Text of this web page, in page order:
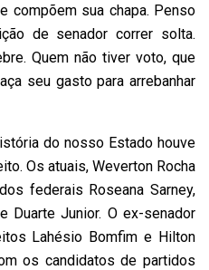
compõem sua chapa. Penso
de senador correr solta.
Quem não tiver voto, que
seu gasto para arrebanhar
do nosso Estado houve
Os atuais, Weverton Rocha
federais Roseana Sarney,
Duarte Junior. O ex-senador
Lahésio Bomfim e Hilton
os candidatos de partidos